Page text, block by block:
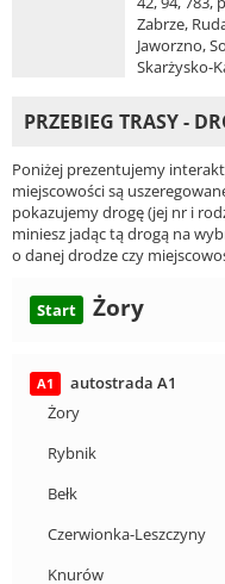
Zabrze,
Jaworzno,
Skarżysko-
PRZEBIEG TRASY -
Poniżej prezentujemy
miejscowości są
pokazujemy drogę (jej nr i
miniesz jadąc tą drogą na
o danej drodze czy
Start Żory
A1
autostrada A1
Żory
Rybnik
Bełk
Czerwionka-Leszczyny
Knurów